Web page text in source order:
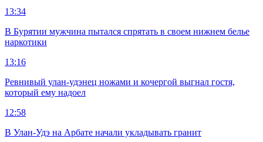
13:34
В Бурятии мужчина пытался спрятать в своем нижнем белье
наркотики
13:16
Ревнивый улан-удэнец ножами и кочергой выгнал гостя,
который ему надоел
12:58
В Улан-Удэ на Арбате начали укладывать гранит